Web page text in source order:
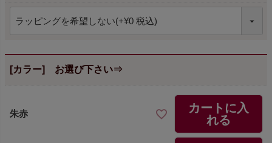
[カラー] お選び下さい⇒
朱赤
カートに入
れる